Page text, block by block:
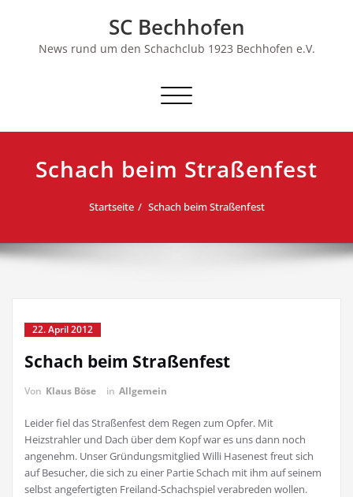
SC Bechhofen
News rund um den Schachclub 1923 Bechhofen e.V.
Schalte
Schach beim Straßenfest
Startseite Schach beim Straßenfest
22. April 2012
Schach beim Straßenfest
Von Klaus Böse in Allgemein
Leider fiel das Straßenfest dem Regen zum Opfer. Mit
Heizstrahler und Dach über dem Kopf war es uns dann noch
angenehm. Unser Gründungsmitglied Willi Hasenest freut sich
auf Besucher, die sich zu einer Partie Schach mit ihm auf seinem
selbst angefertigten Freiland-Schachspiel verabreden wollen.